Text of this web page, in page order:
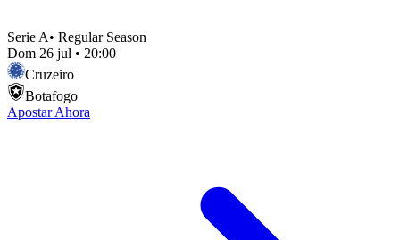
Serie A• Regular Season
Dom 26 jul • 20:00
Cruzeiro
Botafogo
Apostar Ahora